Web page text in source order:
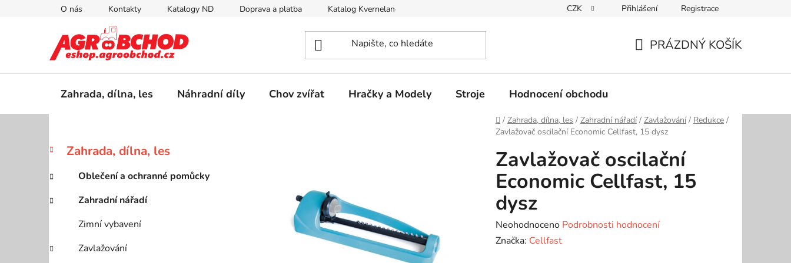
O nás Kontakty Katalogy ND Doprava a platba Katalog Kverneland Podmínky ochrany osobních údajů
CZK Přihlášení Registrace
PRÁZDNÝ KOŠÍK
Zahrada, dílna, les Náhradní díly Chov zvířat Hračky a Modely Stroje Hodnocení obchodu
Domů
/ Zahrada, dílna, les / Zahradní nářadí / Zavlažování / Redukce /
Zavlažovač oscilační Economic Cellfast, 15 dysz
P
s
r
n
Přeskočit
kategorie
K
a
e
g
o
e
Zahrada, dílna, les
Oblečení a ochranné pomůcky
Zahradní nářadí
Zimní vybavení
Zavlažování
Zavlažovač oscilační
Economic Cellfast, 15
dysz
Průměrné
hodnocení
Neohodnoceno Podrobnosti hodnocení
Značka: Cellfast